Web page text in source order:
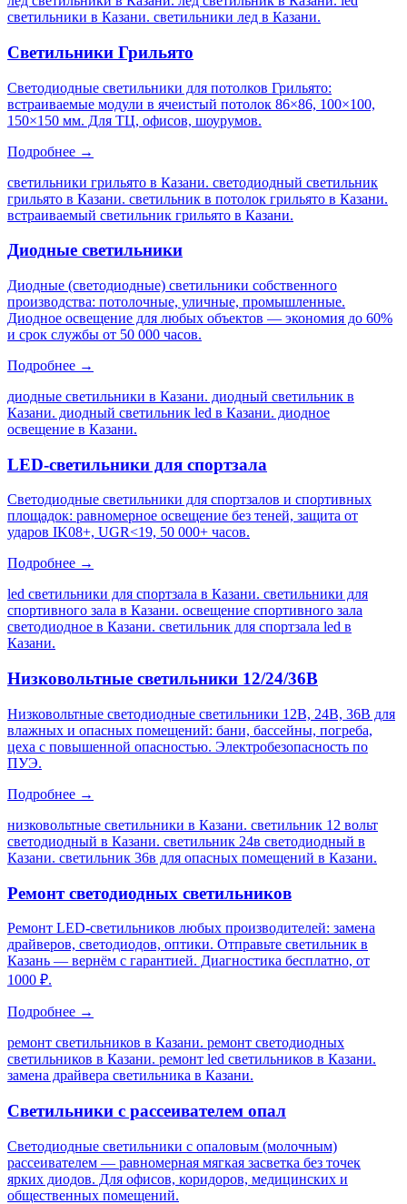
светильники в Казани. светильники лед в Казани.
Светильники Грильято
Светодиодные светильники для потолков Грильято:
встраиваемые модули в ячеистый потолок 86×86, 100×100,
150×150 мм. Для ТЦ, офисов, шоурумов.
Подробнее →
светильники грильято в Казани. светодиодный светильник
грильято в Казани. светильник в потолок грильято в Казани.
встраиваемый светильник грильято в Казани.
Диодные светильники
Диодные (светодиодные) светильники собственного
производства: потолочные, уличные, промышленные.
Диодное освещение для любых объектов — экономия до 60%
и срок службы от 50 000 часов.
Подробнее →
диодные светильники в Казани. диодный светильник в
Казани. диодный светильник led в Казани. диодное
освещение в Казани.
LED-светильники для спортзала
Светодиодные светильники для спортзалов и спортивных
площадок: равномерное освещение без теней, защита от
ударов IK08+, UGR<19, 50 000+ часов.
Подробнее →
led светильники для спортзала в Казани. светильники для
спортивного зала в Казани. освещение спортивного зала
светодиодное в Казани. светильник для спортзала led в
Казани.
Низковольтные светильники 12/24/36В
Низковольтные светодиодные светильники 12В, 24В, 36В для
влажных и опасных помещений: бани, бассейны, погреба,
цеха с повышенной опасностью. Электробезопасность по
ПУЭ.
Подробнее →
низковольтные светильники в Казани. светильник 12 вольт
светодиодный в Казани. светильник 24в светодиодный в
Казани. светильник 36в для опасных помещений в Казани.
Ремонт светодиодных светильников
Ремонт LED-светильников любых производителей: замена
драйверов, светодиодов, оптики. Отправьте светильник в
Казань — вернём с гарантией. Диагностика бесплатно, от
1000 ₽.
Подробнее →
ремонт светильников в Казани. ремонт светодиодных
светильников в Казани. ремонт led светильников в Казани.
замена драйвера светильника в Казани.
Светильники с рассеивателем опал
Светодиодные светильники с опаловым (молочным)
рассеивателем — равномерная мягкая засветка без точек
ярких диодов. Для офисов, коридоров, медицинских и
общественных помещений.